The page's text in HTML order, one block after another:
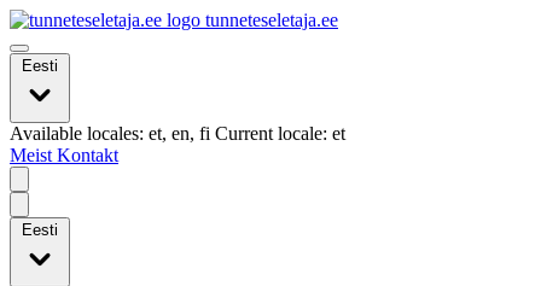
tunneteseletaja.ee
Eesti
Available locales: et, en, fi Current locale: et
Meist Kontakt
Eesti